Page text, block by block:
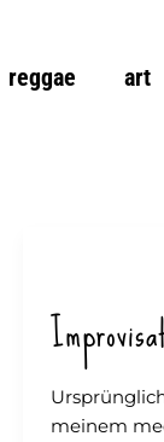
reggae art
meinem